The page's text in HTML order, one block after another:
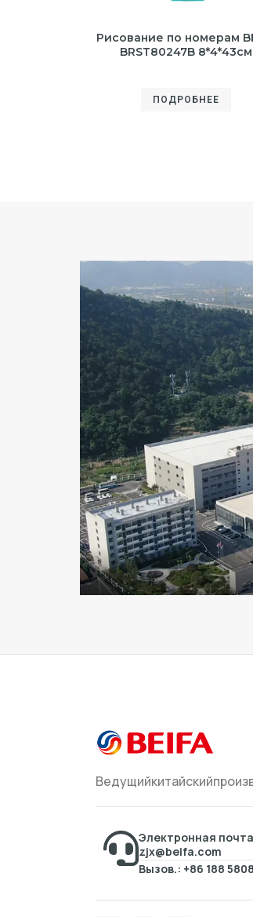
Рисование по номерам
BRST80247B 8*4*43см
ПОДРОБНЕЕ
Электронная
zjx@beifa.com
Вызов.: +86 188